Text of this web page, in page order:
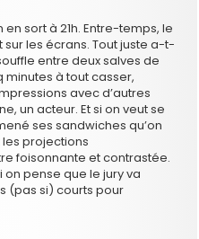
en sort à 21h. Entre-temps, le
sur les écrans. Tout juste a-t-
entre deux salves de
à tout casser,
avec d’autres
un acteur. Et si on veut se
ses sandwiches qu’on
projections
foisonnante et contrastée.
on pense que le jury va
(pas si) courts pour